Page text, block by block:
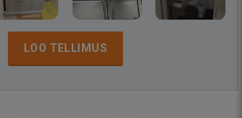
LOO TELLIMUS